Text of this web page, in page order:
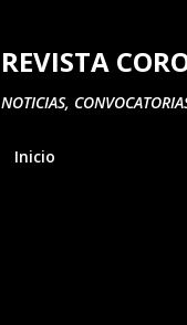
REVISTA
NOTICIAS,
Inicio